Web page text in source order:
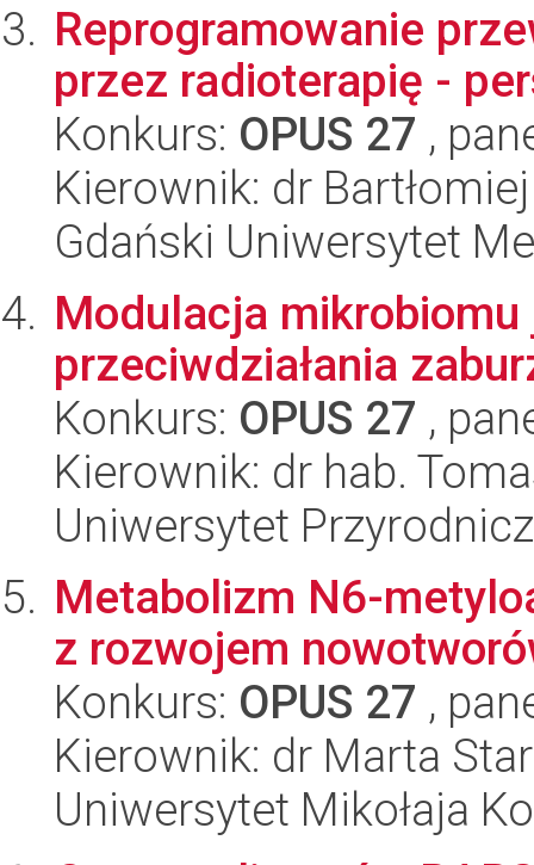
Reprogramowanie
przez radioterapię -
Konkurs: OPUS 27 ,
Kierownik: dr
Gdański Uniwersytet
Modulacja
przeciwdziałania
Konkurs: OPUS 27 ,
Kierownik: dr hab.
Uniwersytet
Metabolizm N6-
z rozwojem
Konkurs: OPUS 27 ,
Kierownik: dr Marta
Uniwersytet Mikołaja